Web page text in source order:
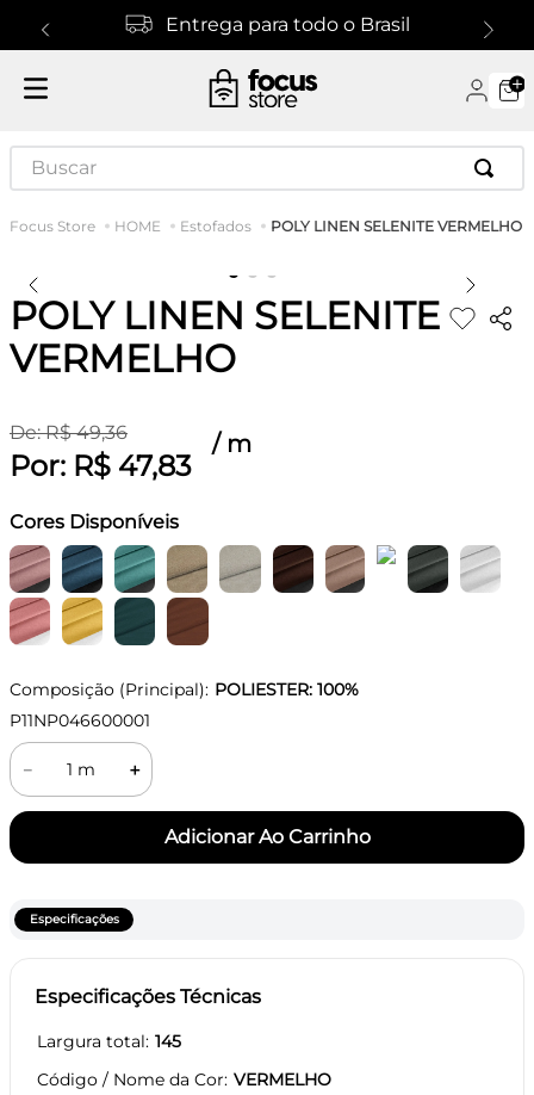
Entrega para todo o Brasil
Buscar
HOME Estofados POLY LINEN SELENITE VERMELHO
POLY LINEN SELENITE
VERMELHO
De:R$ 49,36
Por: R$ 47,83
/ m
Cores Disponíveis
Composição (Principal): POLIESTER: 100%
P11NP046600001
＋
－
Especificações
Especificações Técnicas
Largura total 145
Código / Nome da Cor VERMELHO